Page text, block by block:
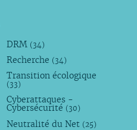
DRM (34)
Recherche (34)
Transition écologique
(33)
Cyberattaques -
Cybersécurité (30)
Neutralité du Net (25)